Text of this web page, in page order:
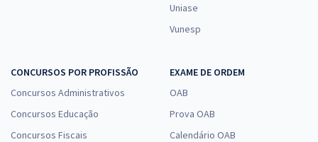
Uniase
Vunesp
CONCURSOS POR PROFISSÃO
Concursos Administrativos
Concursos Educação
Concursos Fiscais
EXAME DE ORDEM
OAB
Prova OAB
Calendário OAB